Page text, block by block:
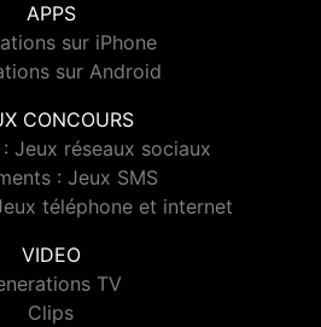
APPS
sur iPhone
sur Android
CONCOURS
Jeux réseaux sociaux
: Jeux SMS
téléphone et internet
VIDEO
TV
Clips